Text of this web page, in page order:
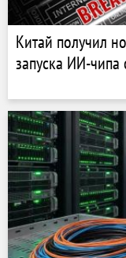
Китай получил
запуска ИИ-чипа